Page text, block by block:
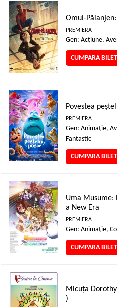
Omul-
PREMIERA
Gen: Acţiune,
CUMPARA
Povestea
PREMIERA
Gen: Animaţie,
Fantastic
CUMPARA
Uma Musume:
a New Era
PREMIERA
Gen: Animaţie,
CUMPARA
Micuța
)